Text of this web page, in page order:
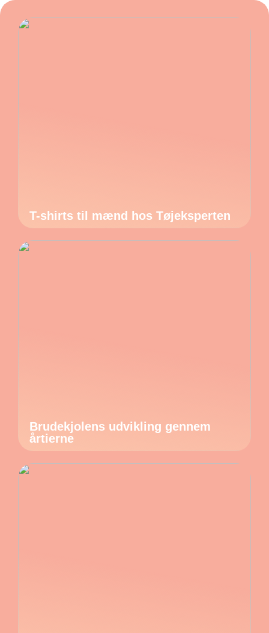
T-shirts til mænd hos Tøjeksperten
Brudekjolens udvikling gennem
årtierne